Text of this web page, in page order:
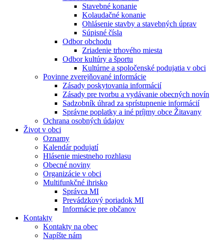
Stavebné konanie
Kolaudačné konanie
Ohlásenie stavby a stavebných úprav
Súpisné čísla
Odbor obchodu
Zriadenie trhového miesta
Odbor kultúry a športu
Kultúrne a spoločenské podujatia v obci
Povinne zverejňované informácie
Zásady poskytovania informácií
Zásady pre tvorbu a vydávanie obecných novín
Sadzobník úhrad za sprístupnenie informácií
Správne poplatky a iné príjmy obce Žitavany
Ochrana osobných údajov
Život v obci
Oznamy
Kalendár podujatí
Hlásenie miestneho rozhlasu
Obecné noviny
Organizácie v obci
Multifunkčné ihrisko
Správca MI
Prevádzkový poriadok MI
Informácie pre občanov
Kontakty
Kontakty na obec
Napíšte nám